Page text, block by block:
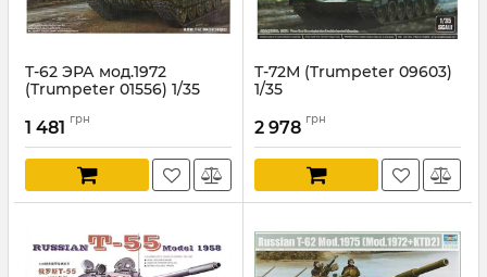
Т-62 ЭРА мод.1972
(Trumpeter 01556) 1/35
1 481 грн
Т-72М (Trumpeter 09603)
1/35
2 978 грн